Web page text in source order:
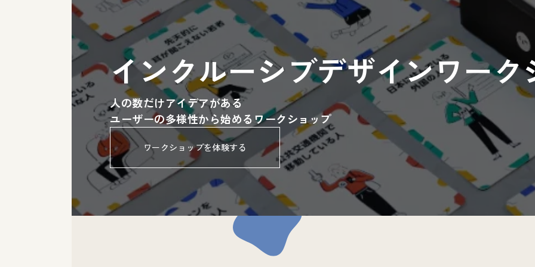
インクルーシブデザインワーク
人の数だけアイデアがある
ユーザーの多様性から始めるワークショップ
ワークショップを体験する